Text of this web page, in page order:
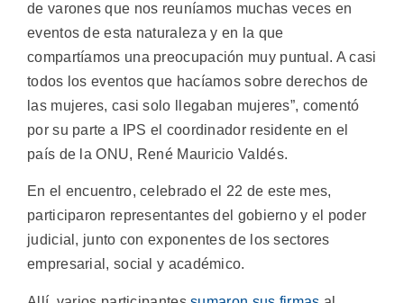
de varones que nos reuníamos muchas veces en
eventos de esta naturaleza y en la que
compartíamos una preocupación muy puntual. A casi
todos los eventos que hacíamos sobre derechos de
las mujeres, casi solo llegaban mujeres”, comentó
por su parte a IPS el coordinador residente en el
país de la ONU, René Mauricio Valdés.
En el encuentro, celebrado el 22 de este mes,
participaron representantes del gobierno y el poder
judicial, junto con exponentes de los sectores
empresarial, social y académico.